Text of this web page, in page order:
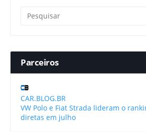
Parceiros
CAR.BLOG.BR
VW Polo e Fiat Strada lideram o
diretas em julho